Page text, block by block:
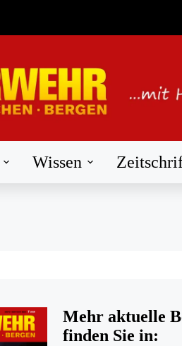
Wissen
Mehr aktuelle
finden Sie in: